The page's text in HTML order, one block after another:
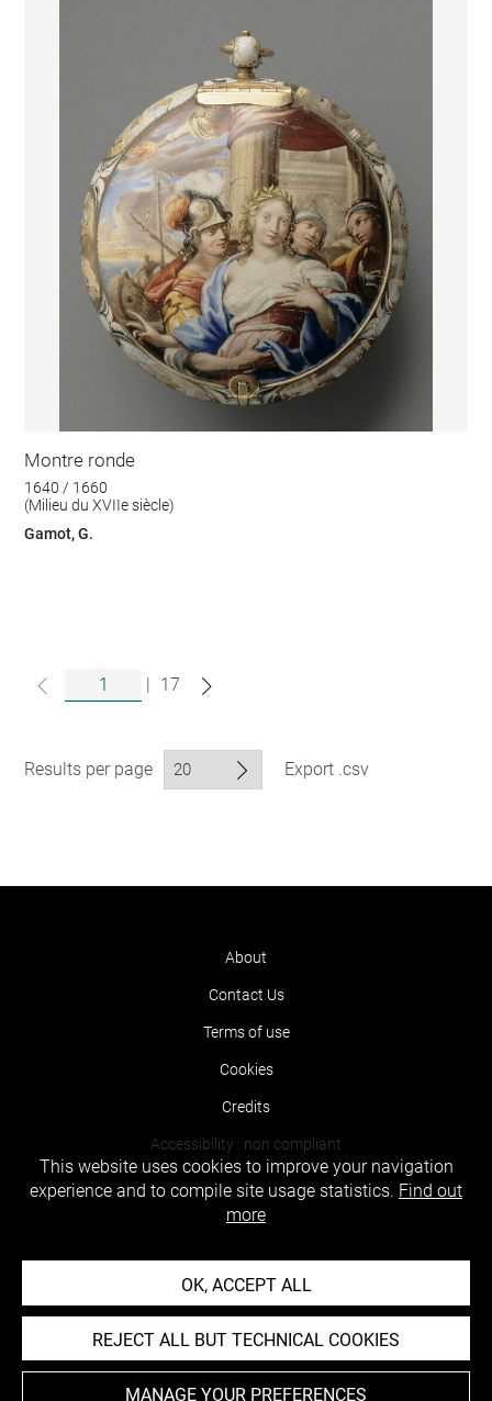
Montre ronde
1640 / 1660
(Milieu du XVIIe siècle)
Gamot, G.
| 17
Results per page Export .csv
About
Contact Us
Terms of use
Cookies
Credits
Accessibility : non compliant
This website uses cookies to improve your navigation
experience and to compile site usage statistics. Find out
more
OK, ACCEPT ALL
REJECT ALL BUT TECHNICAL COOKIES
MANAGE YOUR PREFERENCES